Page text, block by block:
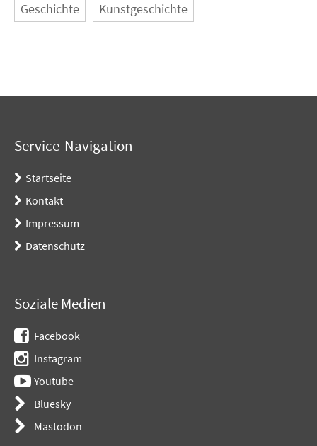
Geschichte
Kunstgeschichte
Service-Navigation
Startseite
Kontakt
Impressum
Datenschutz
Soziale Medien
Facebook
Instagram
Youtube
Bluesky
Mastodon